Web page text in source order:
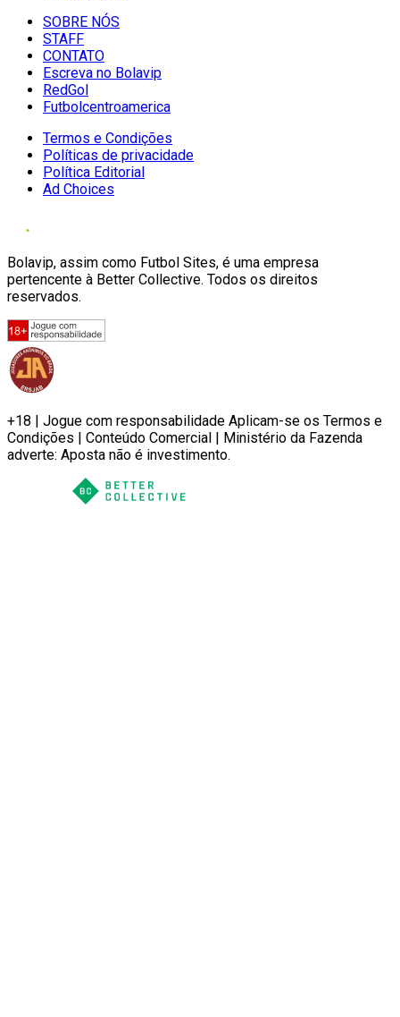
SOBRE NÓS
STAFF
CONTATO
Escreva no Bolavip
RedGol
Futbolcentroamerica
Termos e Condições
Políticas de privacidade
Política Editorial
Ad Choices
Bolavip, assim como Futbol Sites, é uma empresa
pertencente à Better Collective. Todos os direitos
reservados.
+18 | Jogue com responsabilidade Aplicam-se os Termos e
Condições | Conteúdo Comercial | Ministério da Fazenda
adverte: Aposta não é investimento.